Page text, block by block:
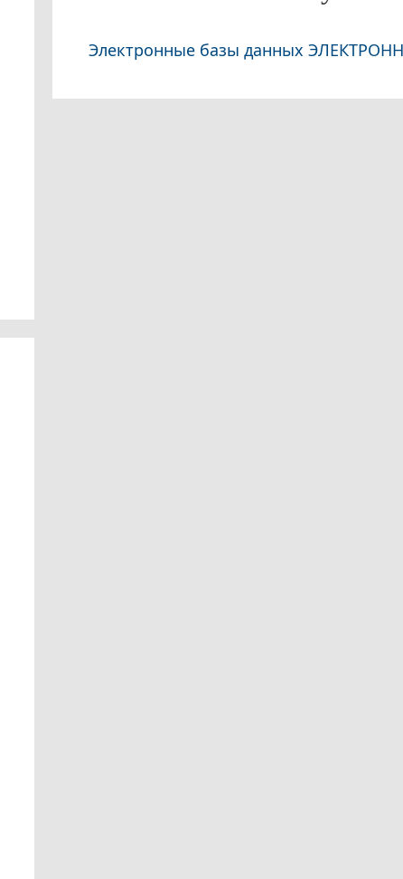
Электронные базы данных